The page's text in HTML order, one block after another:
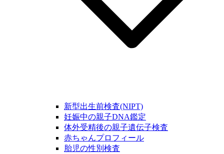
新型出生前検査(NIPT)
妊娠中の親子DNA鑑定
体外受精後の親子遺伝子検査
赤ちゃんプロフィール
胎児の性別検査